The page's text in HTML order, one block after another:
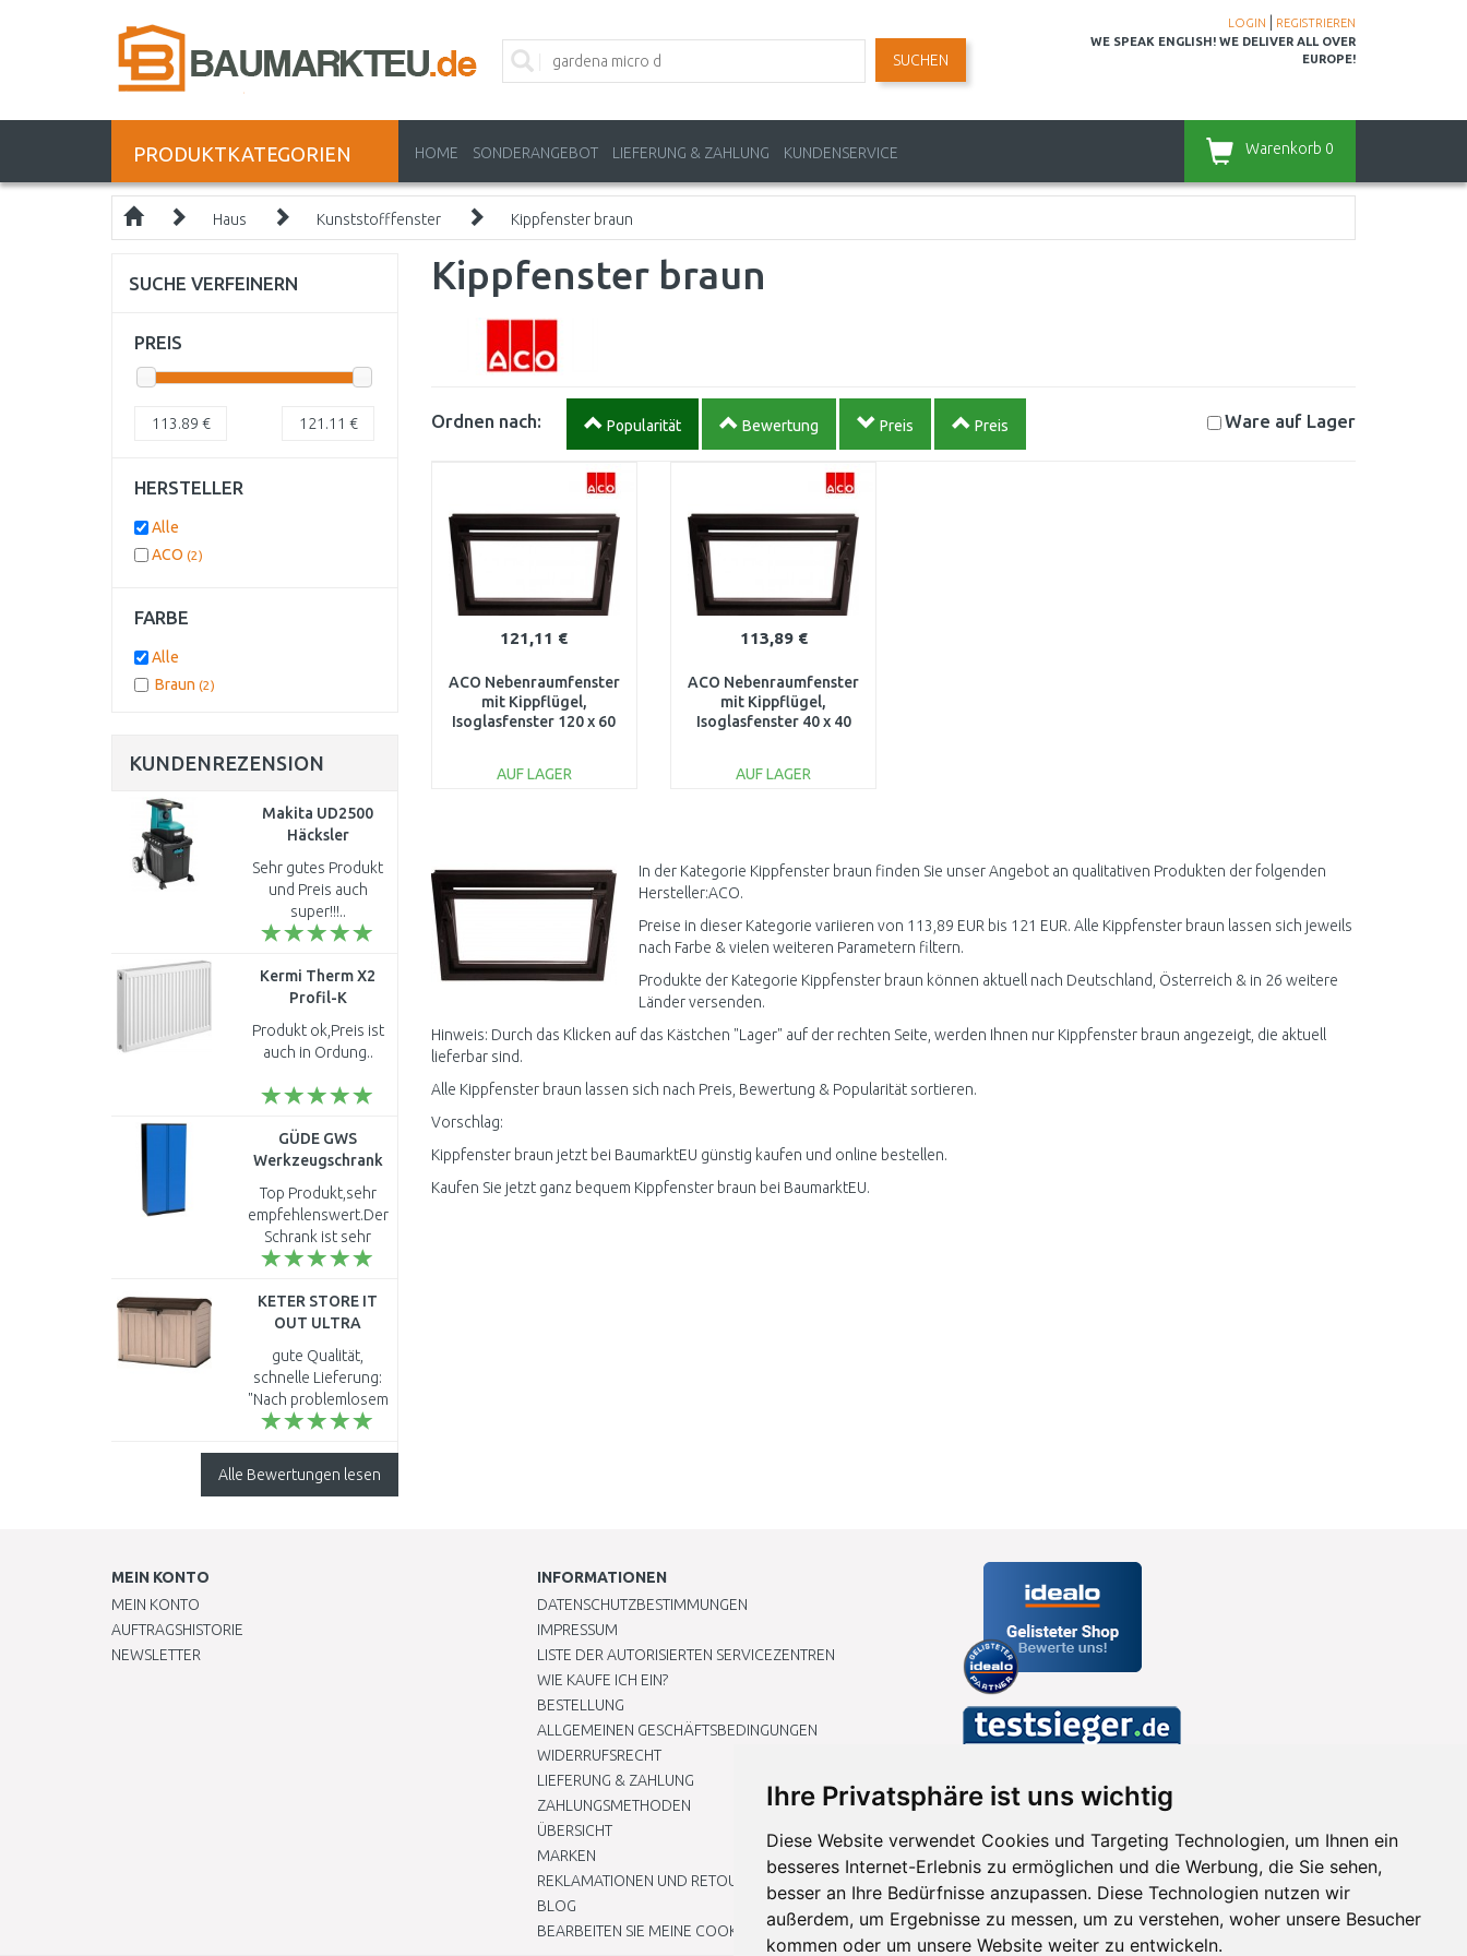
Ihre Privatsphäre ist uns wichtig
Diese Website verwendet Cookies und Targeting Technologien, um Ihnen ein
besseres Internet-Erlebnis zu ermöglichen und die Werbung, die Sie sehen,
besser an Ihre Bedürfnisse anzupassen. Diese Technologien nutzen wir
außerdem, um Ergebnisse zu messen, um zu verstehen, woher unsere Besucher
kommen oder um unsere Website weiter zu entwickeln.
LOGIN
REGISTRIEREN
WE SPEAK ENGLISH! WE DELIVER ALL OVER
EUROPE!
SUCHEN
PRODUKTKATEGORIEN HOME SONDERANGEBOT LIEFERUNG & ZAHLUNG KUNDENSERVICE Warenkorb 0
Haus Kunststofffenster Kippfenster braun
Kippfenster braun
Ordnen nach: Popularität Bewertung Preis Preis Ware auf Lager
121,11 €
ACO Nebenraumfenster
mit Kippflügel,
Isoglasfenster 120 x 60
AUF LAGER
113,89 €
ACO Nebenraumfenster
mit Kippflügel,
Isoglasfenster 40 x 40
AUF LAGER
Vergleichen
In der Kategorie Kippfenster braun finden Sie unser Angebot an qualitativen Produkten der folgenden
Hersteller:ACO.
Preise in dieser Kategorie variieren von 113,89 EUR bis 121 EUR. Alle Kippfenster braun lassen sich jeweils
nach Farbe & vielen weiteren Parametern filtern.
Produkte der Kategorie Kippfenster braun können aktuell nach Deutschland, Österreich & in 26 weitere
Länder versenden.
Hinweis: Durch das Klicken auf das Kästchen "Lager" auf der rechten Seite, werden Ihnen nur Kippfenster braun angezeigt, die aktuell
lieferbar sind.
Alle Kippfenster braun lassen sich nach Preis, Bewertung & Popularität sortieren.
Vorschlag:
Kippfenster braun jetzt bei BaumarktEU günstig kaufen und online bestellen.
Kaufen Sie jetzt ganz bequem Kippfenster braun bei BaumarktEU.
SUCHE VERFEINERN
PREIS
113.89 € 121.11 €
HERSTELLER
Alle
ACO (2)
FARBE
Alle
Braun (2)
KUNDENREZENSION
Makita UD2500
Häcksler
(2500W/67l)
Sehr gutes Produkt
und Preis auch
super!!!..
Kermi Therm X2
Profil-K
Kompaktheizkörperr
22 400 / 1200
FK0220412
Produkt ok,Preis ist
auch in Ordung..
GÜDE GWS
Werkzeugschrank
40478
Top Produkt,sehr
empfehlenswert.Der
Schrank ist sehr
stabil...
KETER STORE IT
OUT ULTRA
Auflagenbox 177 x
113 x 134 cm beige
17199414
gute Qualität,
schnelle Lieferung:
"Nach problemlosem
Bestellvorgang
Gerätebox schnell
geliefert. Der Aufbau
Alle Bewertungen lesen
MEIN KONTO
MEIN KONTO
AUFTRAGSHISTORIE
NEWSLETTER
INFORMATIONEN
DATENSCHUTZBESTIMMUNGEN
IMPRESSUM
LISTE DER AUTORISIERTEN SERVICEZENTREN
WIE KAUFE ICH EIN?
BESTELLUNG
ALLGEMEINEN GESCHÄFTSBEDINGUNGEN
WIDERRUFSRECHT
LIEFERUNG & ZAHLUNG
ZAHLUNGSMETHODEN
ÜBERSICHT
MARKEN
REKLAMATIONEN UND RETOUREN
BLOG
BEARBEITEN SIE MEINE COOKIE-EINSTELLUNGEN